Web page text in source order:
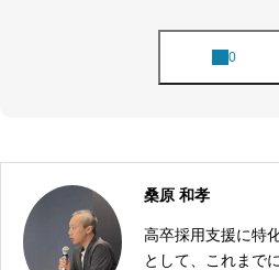
桑原 和孝
高卒採用支援に特
として、これまで